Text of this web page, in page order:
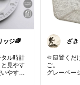
ッジ🌈
ル時計
見やす
やすそ
ざき
🤏🏻置くだ
ご。
グレーベー